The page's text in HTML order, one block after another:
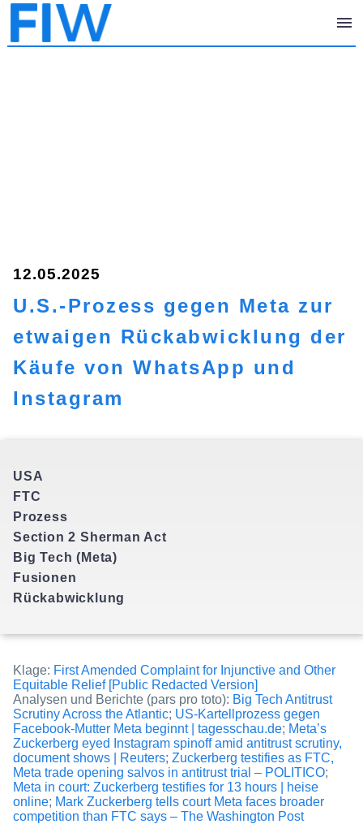
12.05.2025
U.S.-Prozess gegen Meta zur
etwaigen Rückabwicklung der
Käufe von WhatsApp und
Instagram
USA
FTC
Prozess
Section 2 Sherman Act
Big Tech (Meta)
Fusionen
Klage: First Amended Complaint for Injunctive and Other
Equitable Relief [Public Redacted Version]
Analysen und Berichte (pars pro toto): Big Tech Antitrust
Scrutiny Across the Atlantic; US-Kartellprozess gegen
Facebook-Mutter Meta beginnt | tagesschau.de; Meta’s
Zuckerberg eyed Instagram spinoff amid antitrust scrutiny,
document shows | Reuters; Zuckerberg testifies as FTC,
Meta trade opening salvos in antitrust trial – POLITICO;
Meta in court: Zuckerberg testifies for 13 hours | heise
online; Mark Zuckerberg tells court Meta faces broader
competition than FTC says – The Washington Post